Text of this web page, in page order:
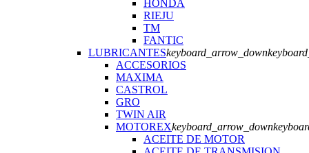
HONDA
RIEJU
TM
FANTIC
LUBRICANTESkeyboard_arrow_down
ACCESORIOS
MAXIMA
CASTROL
GRO
TWIN AIR
MOTOREXkeyboard_arrow_down
ACEITE DE MOTOR